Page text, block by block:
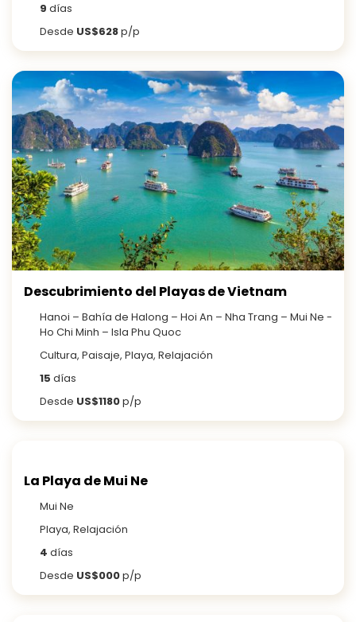
9 días
Desde US$628p/p
Descubrimiento del Playas de Vietnam
Hanoi – Bahía de Halong – Hoi An – Nha Trang – Mui Ne -
Ho Chi Minh – Isla Phu Quoc
Cultura, Paisaje, Playa, Relajación
15 días
Desde US$1180p/p
La Playa de Mui Ne
Mui Ne
Playa, Relajación
4 días
Desde US$000p/p